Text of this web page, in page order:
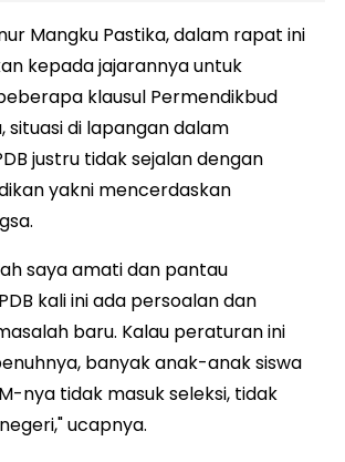
Mangku Pastika, dalam rapat ini
kepada jajarannya untuk
klausul Permendikbud
situasi di lapangan dalam
justru tidak sejalan dengan
yakni mencerdaskan
saya amati dan pantau
kali ini ada persoalan dan
baru. Kalau peraturan ini
banyak anak-anak siswa
nya tidak masuk seleksi, tidak
ucapnya.